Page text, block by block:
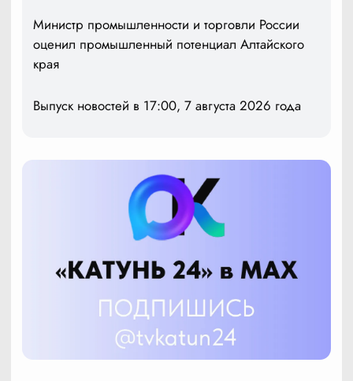
Министр промышленности и торговли России
оценил промышленный потенциал Алтайского
края
Выпуск новостей в 17:00, 7 августа 2026 года